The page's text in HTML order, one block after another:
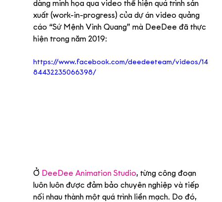
dàng minh họa qua video thể hiện quá trình sản
xuất (work-in-progress) của dự án video quảng
cáo “Sứ Mệnh Vinh Quang” mà DeeDee đã thực
hiện trong năm 2019:
https://www.facebook.com/deedeeteam/videos/14
84432235066398/
Ở DeeDee Animation Studio, từng công đoạn
luôn luôn được đảm bảo chuyên nghiệp và tiếp
nối nhau thành một quá trình liền mạch. Do đó,